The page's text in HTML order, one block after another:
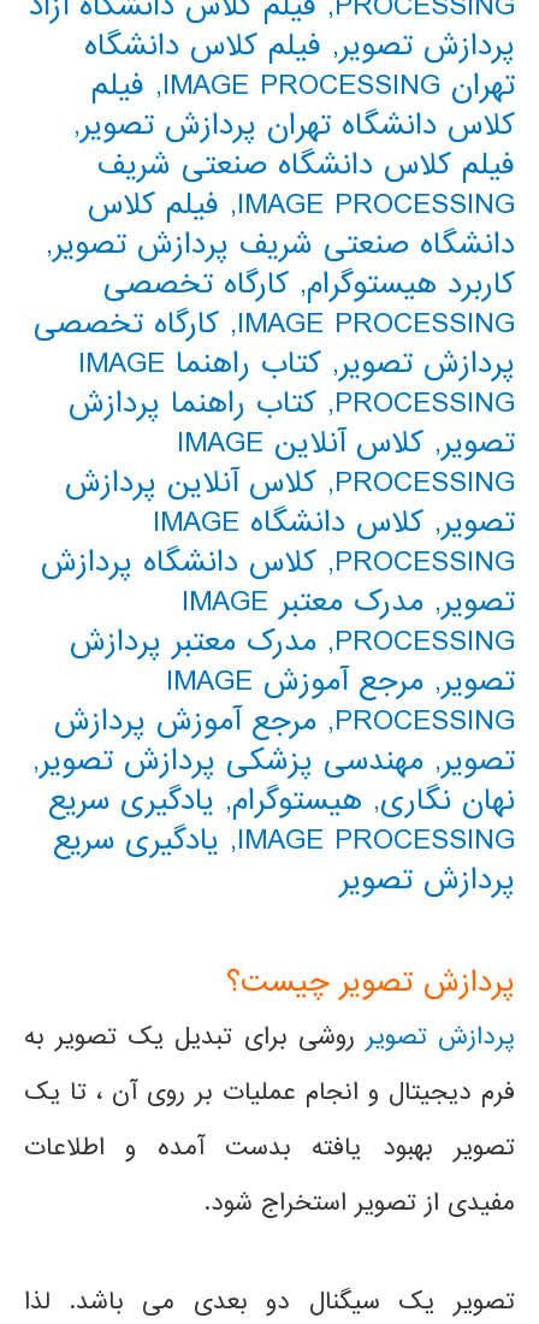
پردازش تصویر, فیلم کلاس دانشگاه
تهران IMAGE PROCESSING
, فیلم
کلاس دانشگاه تهران پردازش تصویر,
فیلم کلاس دانشگاه صنعتی شریف
IMAGE PROCESSING
, فیلم کلاس
دانشگاه صنعتی شریف پردازش تصویر,
کاربرد هیستوگرام, کارگاه تخصصی
IMAGE PROCESSING
, کارگاه تخصصی
پردازش تصویر,
کتاب راهنما IMAGE
PROCESSING
, کتاب راهنما پردازش
تصویر,
کلاس آنلاین IMAGE
PROCESSING
, کلاس آنلاین پردازش
تصویر,
کلاس دانشگاه IMAGE
PROCESSING
, کلاس دانشگاه پردازش
تصویر,
مدرک معتبر IMAGE
PROCESSING
, مدرک معتبر پردازش
تصویر,
مرجع آموزش IMAGE
PROCESSING
, مرجع آموزش پردازش
تصویر, مهندسی پزشکی پردازش تصویر,
نهان نگاری, هیستوگرام, یادگیری سریع
IMAGE PROCESSING
, یادگیری سریع
پردازش تصویر
پردازش تصویر چیست؟
پردازش تصویر روشی برای تبدیل یک تصویر به
فرم دیجیتال و انجام عملیات بر روی آن ، تا یک
تصویر بهبود یافته بدست آمده و اطلاعات
مفیدی از تصویر استخراج شود.
تصویر یک سیگنال دو بعدی می باشد. لذا